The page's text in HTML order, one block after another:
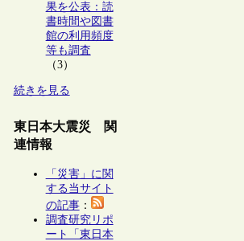
果を公表：読
書時間や図書
館の利用頻度
等も調査
（3）
続きを見る
東日本大震災 関
連情報
「災害」に関
する当サイト
の記事：
調査研究リポ
ート「東日本